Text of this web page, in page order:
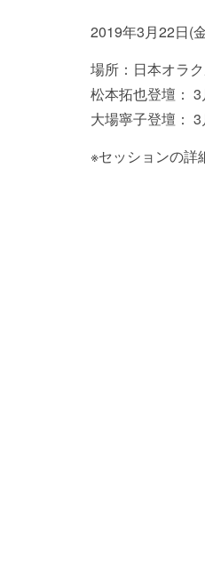
2019年3月22日(
場所：日本オラ
松本拓也登壇：
大場寧子登壇：
※セッションの詳